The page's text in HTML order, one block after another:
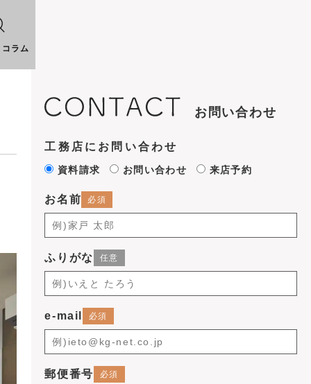
ラム
お問い合わせ
工務店にお問い合わせ
資料請求 お問い合わせ 来店予約
お名前
ふりがな
e-mail
郵便番号